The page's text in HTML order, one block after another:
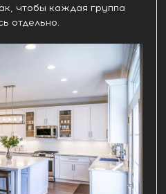
чтобы каждая группа
отдельно.